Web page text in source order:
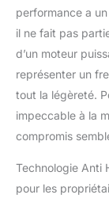
performance a
il ne fait pas
d’un moteur
représenter un
tout la légèreté.
impeccable à la
compromis
Technologie Anti
pour les